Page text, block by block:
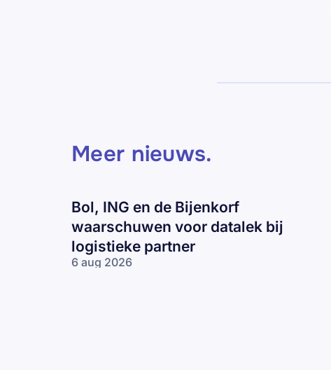
Meer nieuws.
Bol, ING en de Bijenkorf
waarschuwen voor datalek bij
logistieke partner
6 aug 2026